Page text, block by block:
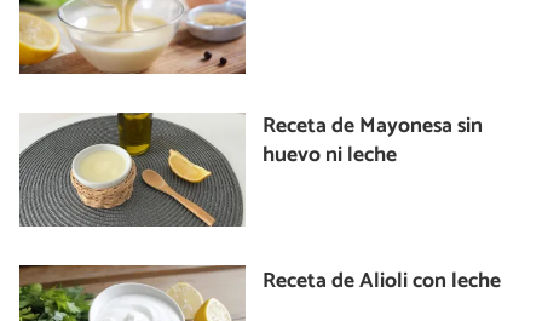
Receta de Mayonesa sin
huevo ni leche
Receta de Alioli con leche